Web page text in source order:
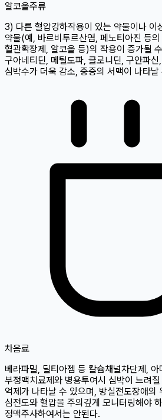
알코올주류
3) 다른 혈압강하작용이 있는 약물이나 이
약물(예, 바르비투르산염, 페노티아진 등
혈관확장제, 알코올 등)의 작용이 증가될
구아네티딘, 메틸도파, 클로니딘, 구안파
심박수가 더욱 감소, 중증의 서맥이 나타날
차음료
베라파밀, 딜티아젬 등 칼슘채널차단제, 아
부정맥치료제와 병용투여시 심박이 느려
억제가 나타날 수 있으며, 방실전도장애의
심전도와 혈압을 주의깊게 모니터링해야
정맥주사하여서는 안된다.